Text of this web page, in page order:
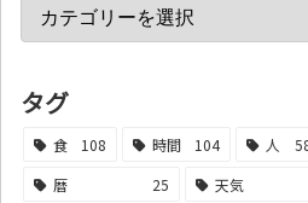
タグ
食 108 時間 104 人
暦
25 天気